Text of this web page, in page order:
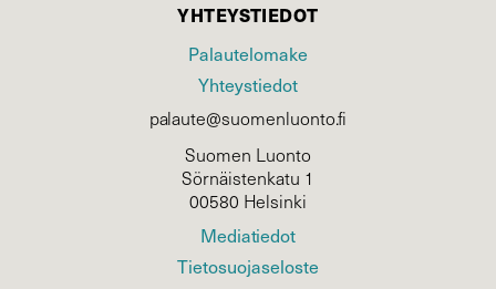
YHTEYSTIEDOT
Palautelomake
Yhteystiedot
palaute@suomenluonto.fi
Suomen Luonto
Sörnäistenkatu 1
00580 Helsinki
Mediatiedot
Tietosuojaseloste